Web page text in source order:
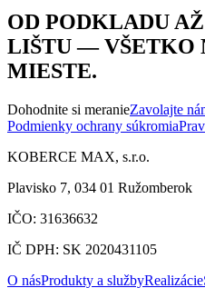
OD PODKLADU
LIŠTU — VŠETKO
MIESTE.
Dohodnite si meranieZavolajte
Podmienky ochrany súkromia
KOBERCE MAX, s.r.o.
Plavisko 7, 034 01 Ružomberok
IČO: 31636632
IČ DPH: SK 2020431105
O násProdukty a službyRealizácie